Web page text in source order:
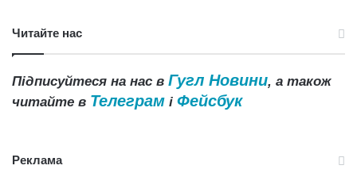
Читайте нас
Підписуйтеся на нас в Гугл Новини, а також
читайте в Телеграм і Фейсбук
Реклама